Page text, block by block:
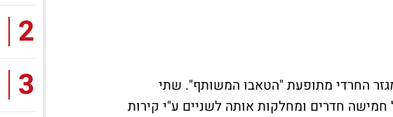
החרדי מתופעת "הטאבו המשותף". שתי
חדרים ומחלקות אותה לשניים ע"י קירות
2
3